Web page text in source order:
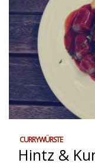
CURRYWÜRSTE
Hintz &